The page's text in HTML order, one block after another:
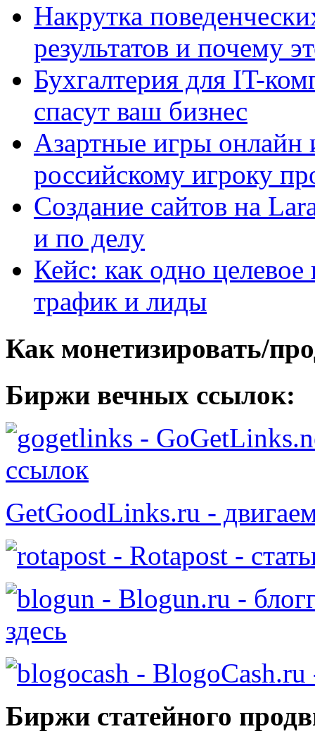
Накрутка
результатов и почему
Бухгалтерия для IT-
спасут ваш бизнес
Азартные игры онлайн
российскому игроку
Создание сайтов на
и по делу
Кейс: как одно
трафик и лиды
Как монетизировать/
Биржи вечных ссылок:
-
ссылок
GetGoodLinks.ru -
- Rotapost -
- Blogun.ru -
здесь
- BlogoCash.ru
Биржи статейного